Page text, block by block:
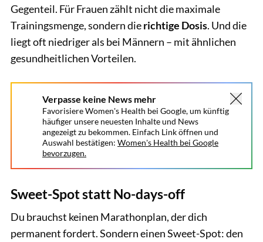
Gegenteil. Für Frauen zählt nicht die maximale
Trainingsmenge, sondern dierichtige Dosis. Und die
liegt oft niedriger als bei Männern – mit ähnlichen
gesundheitlichen Vorteilen.
Verpasse keine News mehr
Favorisiere Women's Health bei Google, um künftig
häufiger unsere neuesten Inhalte und News
angezeigt zu bekommen. Einfach Link öffnen und
Auswahl bestätigen: Women's Health bei Google
bevorzugen.
Sweet-Spot statt No-days-off
Du brauchst keinen Marathonplan, der dich
permanent fordert. Sondern einen Sweet-Spot: den